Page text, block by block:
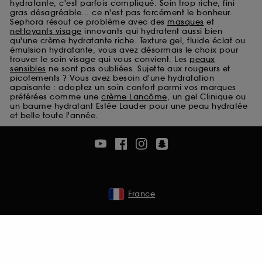
hydratante, c'est parfois compliqué. Soin trop riche, fini
gras désagréable... ce n'est pas forcément le bonheur.
Sephora résout ce problème avec des masques et
nettoyants visage innovants qui hydratent aussi bien
qu'une crème hydratante riche. Texture gel, fluide éclat ou
émulsion hydratante, vous avez désormais le choix pour
trouver le soin visage qui vous convient. Les peaux
sensibles ne sont pas oubliées. Sujette aux rougeurs et
picotements ? Vous avez besoin d'une hydratation
apaisante : adoptez un soin confort parmi vos marques
préférées comme une crème Lancôme, un gel Clinique ou
un baume hydratant Estée Lauder pour une peau hydratée
et belle toute l'année.
France
Cookies de sécurisation des paiements en ligne :
ils nous permettent de lutter notamment contre les
fraudes aux moyens de paiement et les
usurpations d’identité.
Cookies fonctionnels :il s’agit de cookies
permettant l’affichage et/ou la fourniture de
certaines fonctionnalités du site, tel que les
cookies d’authentification qui sont utilisés afin de
vous faire bénéficier de l’authentification
prolongée vous permettant d’accéder à votre
sans saisir à nouveau votre identifiant et mot de
A l'exception des cookies techniques, le dépôt et la
pouvez personnaliser vos choix concernant le dépôt